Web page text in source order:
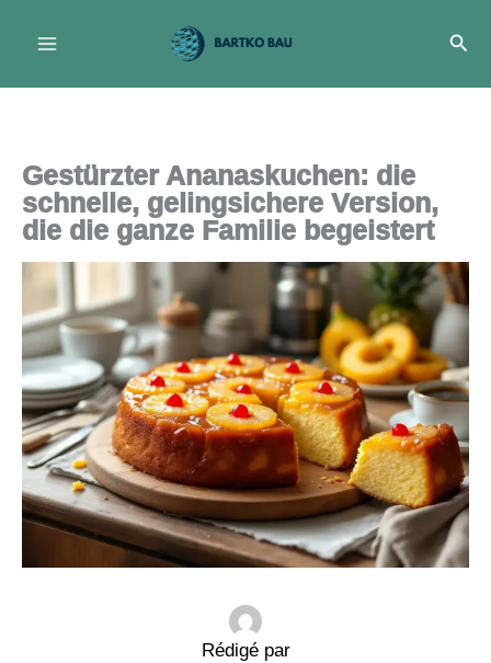
Inhalt
Gestürzter Ananaskuchen: die
schnelle, gelingsichere Version,
die die ganze Familie begeistert
Rédigé par